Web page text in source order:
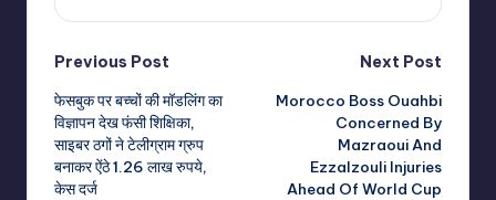
Post
navigation
Previous Post
फेसबुक पर बच्चों की मॉडलिंग का
विज्ञापन देख फंसी शिक्षिका,
साइबर ठगों ने टेलीग्राम ग्रुप
बनाकर ऐंठे 1.26 लाख रुपये,
केस दर्ज
Next Post
Morocco Boss Ouahbi
Concerned By
Mazraoui And
Ezzalzouli Injuries
Ahead Of World Cup